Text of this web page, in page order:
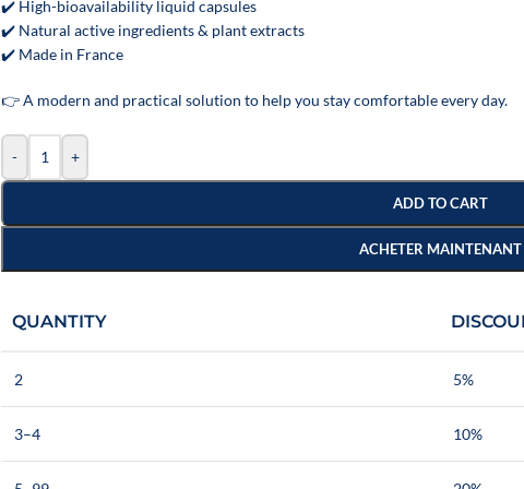
✔️ High-bioavailability liquid capsules
✔️ Natural active ingredients & plant extracts
✔️ Made in France
👉 A modern and practical solution to help you stay comfortable every day.
- +
ADD TO CART
ACHETER MAINTENANT
QUANTITY
2 5%
3–4 10%